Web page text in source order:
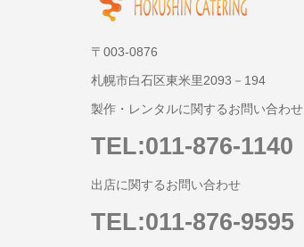
〒003-0876
札幌市白石区東米里2093－194
製作・レンタルに関するお問い合わせ
TEL:011-876-1140
出店に関するお問い合わせ
TEL:011-876-9595